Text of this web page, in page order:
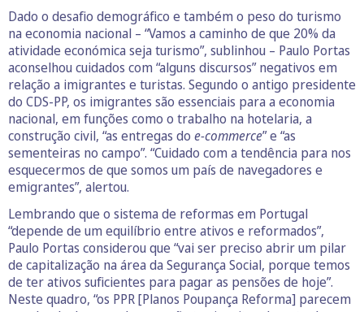
Dado o desafio demográfico e também o peso do turismo
na economia nacional – “Vamos a caminho de que 20% da
atividade económica seja turismo”, sublinhou – Paulo Portas
aconselhou cuidados com “alguns discursos” negativos em
relação a imigrantes e turistas. Segundo o antigo presidente
do CDS-PP, os imigrantes são essenciais para a economia
nacional, em funções como o trabalho na hotelaria, a
construção civil, “as entregas do e-commerce” e “as
sementeiras no campo”. “Cuidado com a tendência para nos
esquecermos de que somos um país de navegadores e
emigrantes”, alertou.
Lembrando que o sistema de reformas em Portugal
“depende de um equilíbrio entre ativos e reformados”,
Paulo Portas considerou que “vai ser preciso abrir um pilar
de capitalização na área da Segurança Social, porque temos
de ter ativos suficientes para pagar as pensões de hoje”.
Neste quadro, “os PPR [Planos Poupança Reforma] parecem